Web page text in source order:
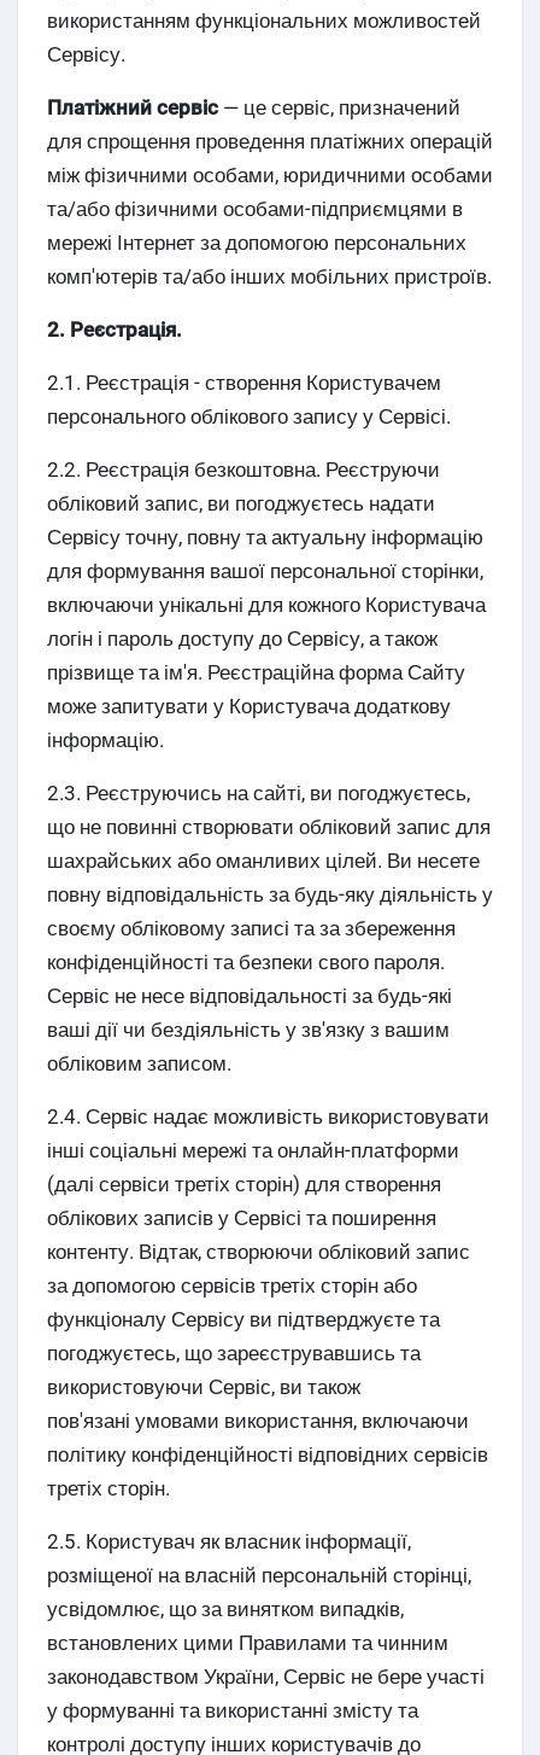
використанням функціональних можливостей
Сервісу.
Платіжний сервіс — це сервіс, призначений
для спрощення проведення платіжних операцій
між фізичними особами, юридичними особами
та/або фізичними особами-підприємцями в
мережі Інтернет за допомогою персональних
комп'ютерів та/або інших мобільних пристроїв.
2. Реєстрація.
2.1. Реєстрація - створення Користувачем
персонального облікового запису у Сервісі.
2.2. Реєстрація безкоштовна. Реєструючи
обліковий запис, ви погоджуєтесь надати
Сервісу точну, повну та актуальну інформацію
для формування вашої персональної сторінки,
включаючи унікальні для кожного Користувача
логін і пароль доступу до Сервісу, а також
прізвище та ім'я. Реєстраційна форма Сайту
може запитувати у Користувача додаткову
інформацію.
2.3. Реєструючись на сайті, ви погоджуєтесь,
що не повинні створювати обліковий запис для
шахрайських або оманливих цілей. Ви несете
повну відповідальність за будь-яку діяльність у
своєму обліковому записі та за збереження
конфіденційності та безпеки свого пароля.
Сервіс не несе відповідальності за будь-які
ваші дії чи бездіяльність у зв'язку з вашим
обліковим записом.
2.4. Сервіс надає можливість використовувати
інші соціальні мережі та онлайн-платформи
(далі сервіси третіх сторін) для створення
облікових записів у Сервісі та поширення
контенту. Відтак, створюючи обліковий запис
за допомогою сервісів третіх сторін або
функціоналу Сервісу ви підтверджуєте та
погоджуєтесь, що зареєструвавшись та
використовуючи Сервіс, ви також
пов'язані умовами використання, включаючи
політику конфіденційності відповідних сервісів
третіх сторін.
2.5. Користувач як власник інформації,
розміщеної на власній персональній сторінці,
усвідомлює, що за винятком випадків,
встановлених цими Правилами та чинним
законодавством України, Сервіс не бере участі
у формуванні та використанні змісту та
контролі доступу інших користувачів до